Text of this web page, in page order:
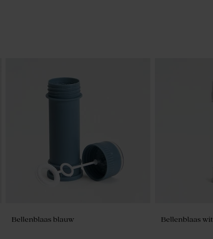
Bellenblaas blauw Bellenblaas wit